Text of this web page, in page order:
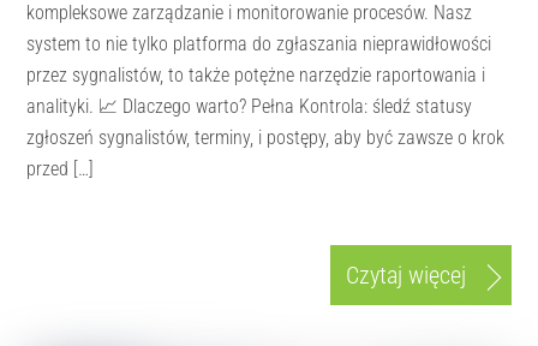
kompleksowe zarządzanie i monitorowanie procesów. Nasz
system to nie tylko platforma do zgłaszania nieprawidłowości
przez sygnalistów, to także potężne narzędzie raportowania i
analityki. 📈 Dlaczego warto? Pełna Kontrola: śledź statusy
zgłoszeń sygnalistów, terminy, i postępy, aby być zawsze o krok
przed […]
Czytaj więcej